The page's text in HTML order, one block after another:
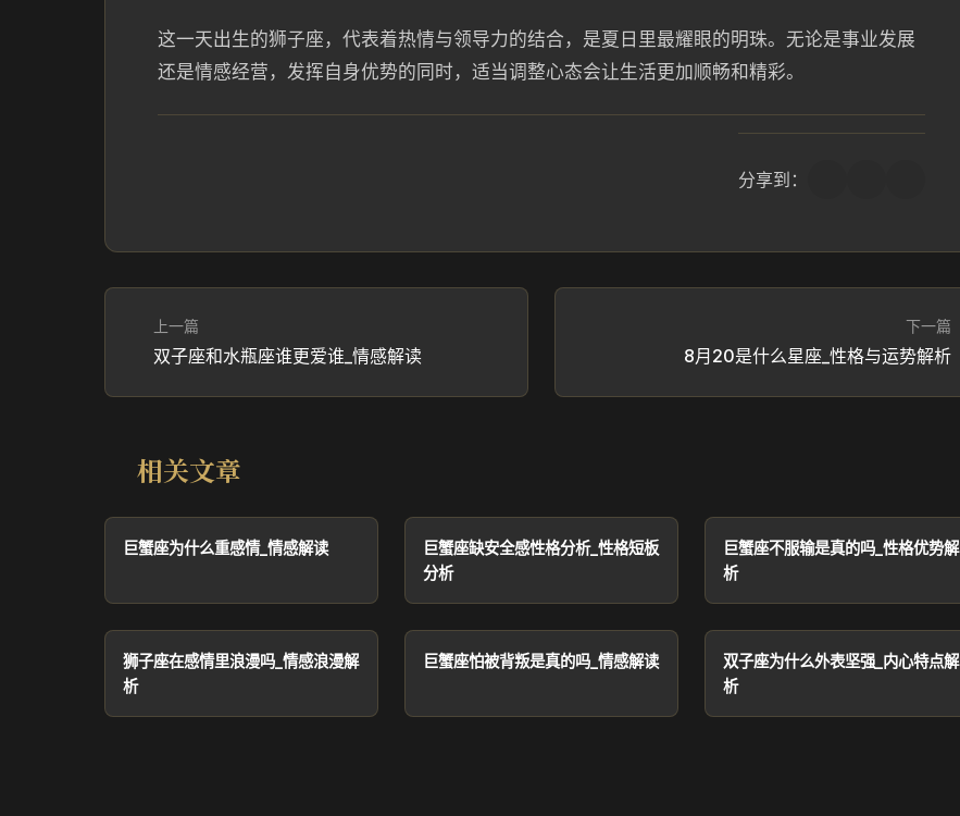
这一天出生的狮子座，代表着热情与领导力的结合，是夏日里最耀眼的明珠。无论是事业发展
还是情感经营，发挥自身优势的同时，适当调整心态会让生活更加顺畅和精彩。
分享到：
上一篇
双子座和水瓶座谁更爱谁_情感解读
下一篇
8月20是什么星座_性格与运势解析
相关文章
巨蟹座为什么重感情_情感解读
巨蟹座缺安全感性格分析_性格短板
分析
巨蟹座不服输是真的吗_性格优势解
析
狮子座在感情里浪漫吗_情感浪漫解
析
巨蟹座怕被背叛是真的吗_情感解读
双子座为什么外表坚强_内心特点解
析